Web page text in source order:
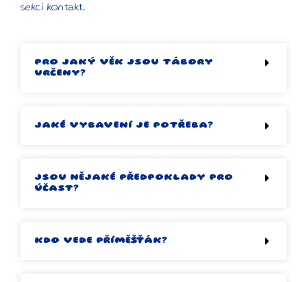
sekci kontakt.
PRO JAKÝ VĚK JSOU TÁBORY
URČENY?
JAKÉ VYBAVENÍ JE POTŘEBA?
JSOU NĚJAKÉ PŘEDPOKLADY PRO
ÚČAST?
KDO VEDE PŘÍMĚŠŤÁK?